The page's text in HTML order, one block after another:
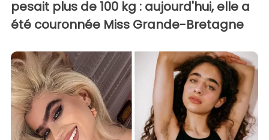
pesait plus de 100 kg : aujourd'hui, elle a
été couronnée Miss Grande-Bretagne